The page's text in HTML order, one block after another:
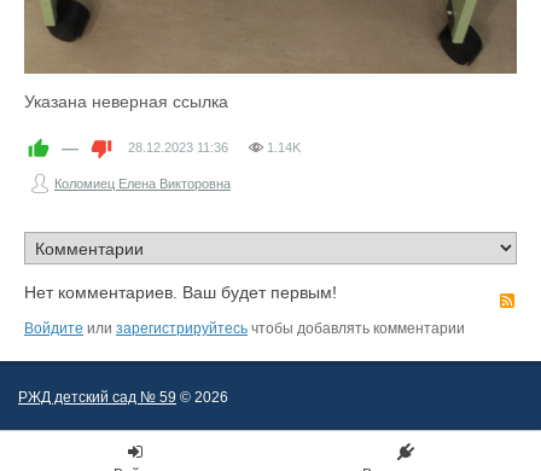
Указана неверная ссылка
— 28.12.2023 11:36 1.14K
Коломиец Елена Викторовна
Нет комментариев. Ваш будет первым!
Войдите или зарегистрируйтесь чтобы добавлять комментарии
РЖД детский сад № 59 © 2026